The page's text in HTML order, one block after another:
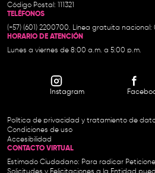
Código Postal: 111321
TELÉFONOS
(+57) (601) 2200700. Línea gratuita nacional:
HORARIO DE ATENCIÓN
Lunes a viernes de 8:00 a.m. a 5:00 p.m.
Instagram
Política de privacidad y tratamiento de
Condiciones de uso
Accesibilidad
CONTACTO VIRTUAL
Estimado Ciudadano: Para radicar
Solicitudes y Felicitaciones a la Entidad